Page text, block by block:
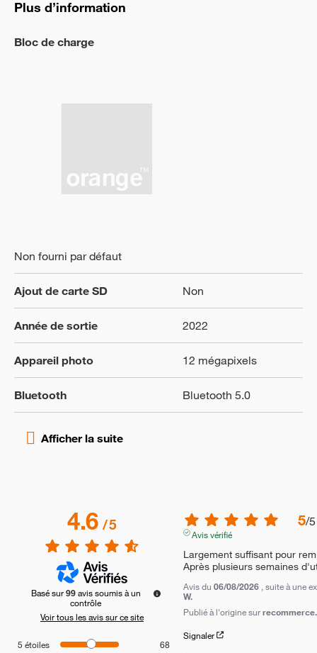
Plus d’information
Bloc de charge
Non fourni par défaut
Ajout de carte SD Non
Année de sortie 2022
Appareil photo 12 mégapixels
Bluetooth Bluetooth 5.0
4.6/5
Basé sur99 avis soumis à un
contrôle
Voir tous les avis sur ce site
5 étoiles
68
5/5
Avis vérifié
Largement suffisant pour
Après plusieurs semaines
Avis du 06/08/2026 , suite à une
W.
Publié à l'origine sur
Signaler